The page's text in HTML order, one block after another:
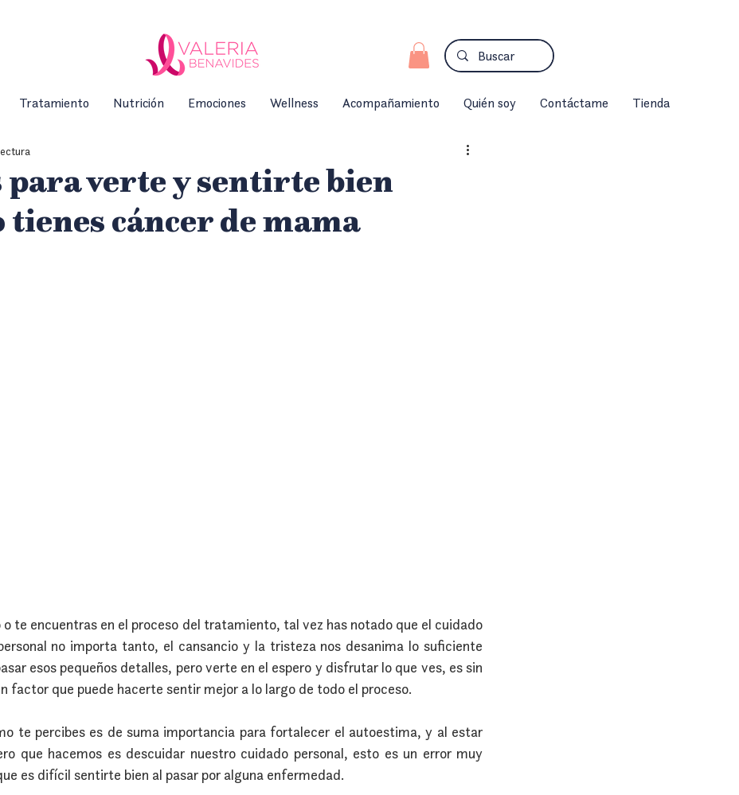
Tratamiento Nutrición Emociones Wellness Acompañamiento Quién soy Contáctame Tienda
para verte y sentirte bien
tienes cáncer de mama
o te encuentras en el proceso del tratamiento, tal vez has notado que el cuidado
no importa tanto, el cansancio y la tristeza nos desanima lo suficiente
esos pequeños detalles, pero verte en el espero y disfrutar lo que ves, es sin
factor que puede hacerte sentir mejor a lo largo de todo el proceso.
te percibes es de suma importancia para fortalecer el autoestima, y al estar
que hacemos es descuidar nuestro cuidado personal, esto es un error muy
es difícil sentirte bien al pasar por alguna enfermedad.